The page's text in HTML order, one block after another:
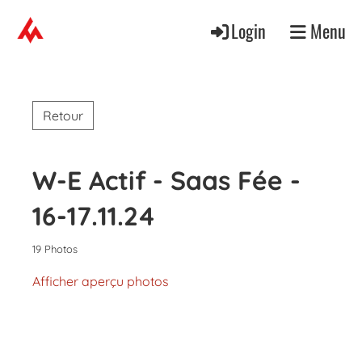
Login Menu
Retour
W-E Actif - Saas Fée -
16-17.11.24
19 Photos
Afficher aperçu photos